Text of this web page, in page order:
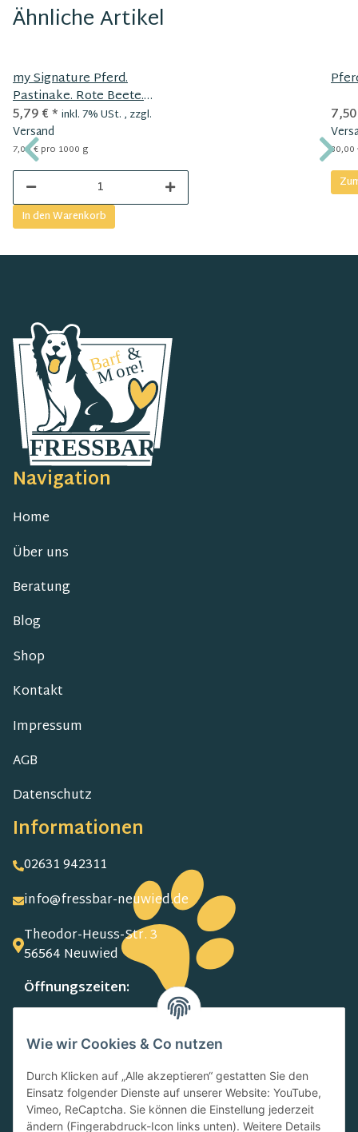
Ähnliche Artikel
my Signature Pferd.
Pastinake. Rote Beete.
Beeren. Aprikose
5,79 €* inkl. 7% USt. , zzgl.
Versand
7,06 € pro 1000 g
In den Warenkorb
30,00
Navigation
Home
Über uns
Beratung
Blog
Shop
Kontakt
Impressum
AGB
Datenschutz
Informationen
02631 942311
info@fressbar-neuwied.de
Theodor-Heuss-Str. 3
56564 Neuwied
Öffnungszeiten:
09.00-13.00 Uhr
15.00-18.00 Uhr
SA:
10.00-13.00 Uhr
Newsletter
Wie wir Cookies & Co nutzen
Durch Klicken auf „Alle akzeptieren“ gestatten Sie den
Einsatz folgender Dienste auf unserer Website: YouTube,
Vimeo, ReCaptcha. Sie können die Einstellung jederzeit
ändern (Fingerabdruck-Icon links unten). Weitere Details